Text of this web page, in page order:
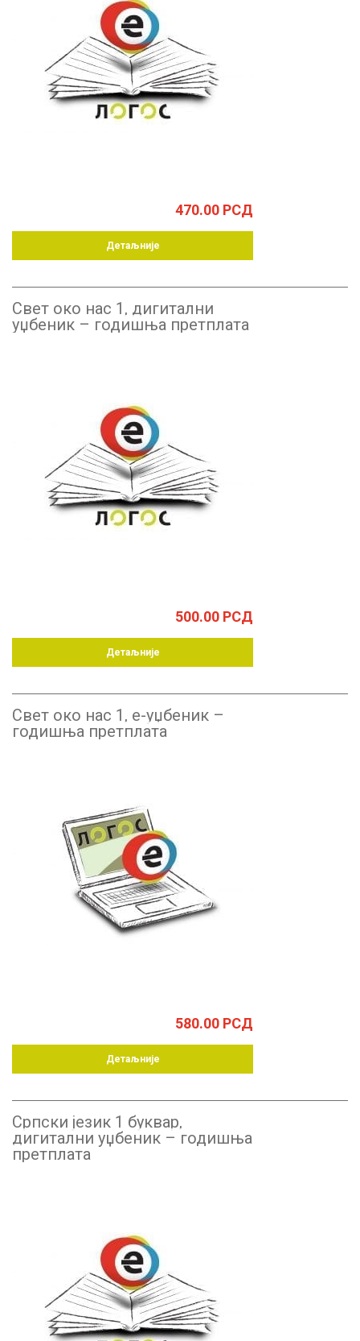
470.00 РСД
Детаљније
Свет око нас 1, дигитални
уџбеник – годишња претплата
500.00 РСД
Детаљније
Свет око нас 1, е-уџбеник –
годишња претплата
580.00 РСД
Детаљније
Српски језик 1 буквар,
дигитални уџбеник – годишња
претплата